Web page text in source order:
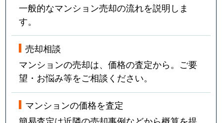
一般的なマンション売却の流れを説明しま
す。
売却相談
マンションの売却は、価格の査定から。ご要
望・お悩み等をご相談ください。
マンションの価格を査定